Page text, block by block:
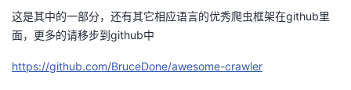
这是其中的一部分，还有其它相应语言的优秀爬虫框架在github里
面，更多的请移步到github中
https://github.com/BruceDone/awesome-crawler